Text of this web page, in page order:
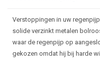
Verstoppingen in uw
solide verzinkt metalen
waar de regenpijp op
gekozen omdat hij bij harde